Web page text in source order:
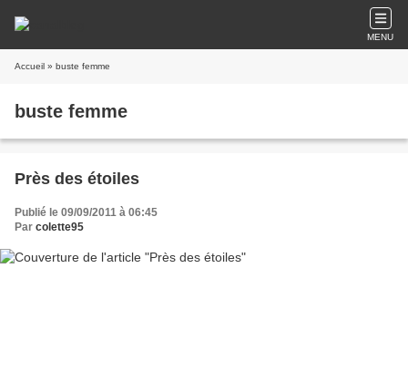
MENU
Accueil » buste femme
buste femme
Près des étoiles
Publié le 09/09/2011 à 06:45
Par colette95